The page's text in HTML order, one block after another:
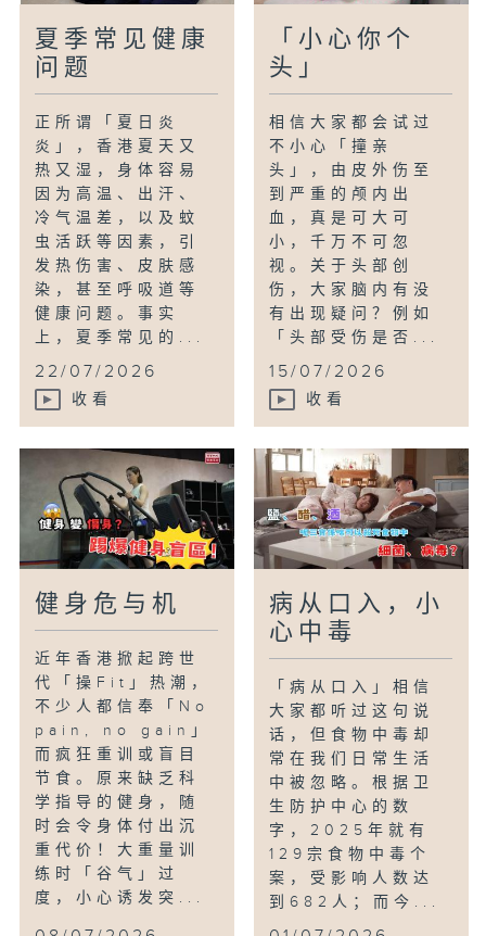
夏季常见健康
问题
正所谓「夏日炎
炎」，香港夏天又
热又湿，身体容易
因为高温、出汗、
冷气温差，以及蚊
虫活跃等因素，引
发热伤害、皮肤感
染，甚至呼吸道等
健康问题。事实
上，夏季常见的...
22/07/2026
收看
「小心你个
头」
相信大家都会试过
不小心「撞亲
头」，由皮外伤至
到严重的颅内出
血，真是可大可
小，千万不可忽
视。关于头部创
伤，大家脑内有没
有出现疑问？例如
「头部受伤是否...
15/07/2026
收看
健身危与机
近年香港掀起跨世
代「操Fit」热潮，
不少人都信奉「No
pain, no gain」
而疯狂重训或盲目
节食。原来缺乏科
学指导的健身，随
时会令身体付出沉
重代价！大重量训
练时「谷气」过
度，小心诱发突...
病从口入，小
心中毒
「病从口入」相信
大家都听过这句说
话，但食物中毒却
常在我们日常生活
中被忽略。根据卫
生防护中心的数
字，2025年就有
129宗食物中毒个
案，受影响人数达
到682人；而今...